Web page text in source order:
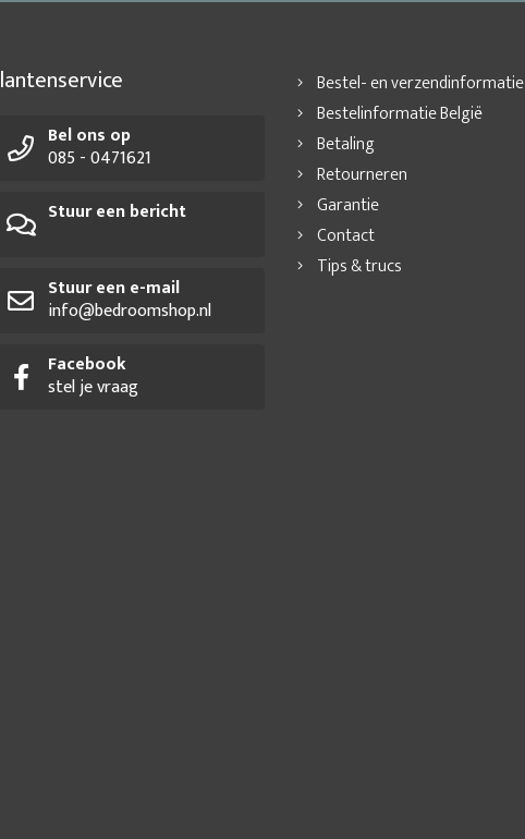
Bel ons op
085 - 0471621
Stuur een bericht
Stuur een e-mail
info@bedroomshop.nl
Facebook
stel je vraag
Bestel- en verzendinformatie
Bestelinformatie België
Betaling
Retourneren
Garantie
Contact
Tips & trucs